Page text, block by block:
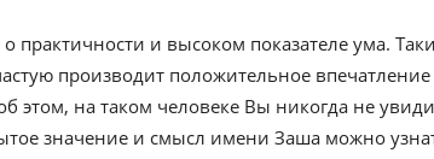
и высоком показателе ума.
производит положительное
на таком человеке Вы никогда не
значение и смысл имени Заша можно